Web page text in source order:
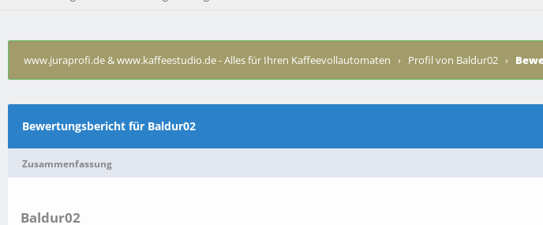
www.juraprofi.de & www.kaffeestudio.de - Alles für Ihren Kaffeevollautomaten › Profil von Baldur02 ›
Bewertungsbericht für Baldur02
Zusammenfassung
Baldur02